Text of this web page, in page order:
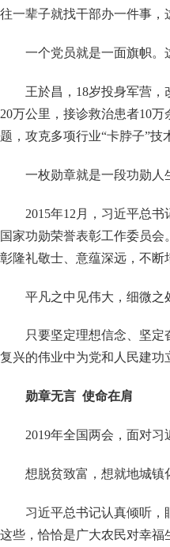
往一辈子就找干部办一件事，
一个党员就是一面旗帜。
王於昌， 18岁投身军营，
20万公里，接诊救治患者10
题，攻克多项行业“卡脖子”
一枚勋章就是一段功勋人
2015年12月，习近平总
国家功勋荣誉表彰工作委员
彰隆礼敬士、意蕴深远，不
平凡之中见伟大，细微之
只要坚定理想信念、坚
复兴的伟业中为党和人民建功
勋章无言 使命在肩
2019年全国两会，面对
想脱贫致富，想就地城镇
习近平总书记认真倾听，
这些，恰恰是广大农民对幸福